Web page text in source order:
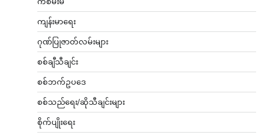
ကျန်းမာရေး
ဂုဏ်ပြုဇာတ်လမ်းများ
စစ်ချီသီချင်း
စစ်ဘက်ဥပဒေ
စစ်သည်ရေး/ဆိုသီချင်းများ
စိုက်ပျိုးရေး